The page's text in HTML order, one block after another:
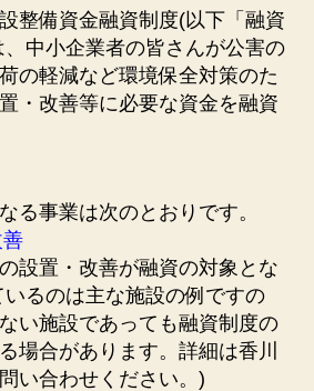
整備資金融資制度(以下「融資
中小企業者の皆さんが公害の
の軽減など環境保全対策のた
・改善等に必要な資金を融資
る事業は次のとおりです。
設置・改善が融資の対象とな
いるのは主な施設の例ですの
い施設であっても融資制度の
場合があります。詳細は香川
い合わせください。)